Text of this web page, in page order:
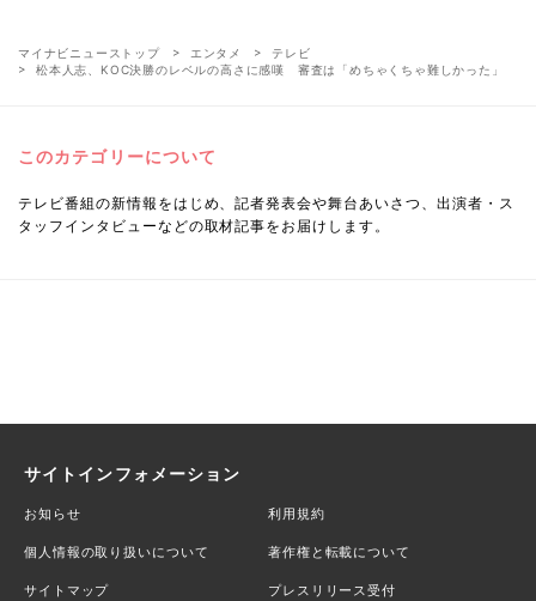
マイナビニューストップ エンタメ
テレビ
松本人志、KOC決勝のレベルの高さに感嘆 審査は「めちゃくちゃ難しかった」
このカテゴリーについて
テレビ番組の新情報をはじめ、記者発表会や舞台あいさつ、出演者・ス
タッフインタビューなどの取材記事をお届けします。
サイトインフォメーション
お知らせ 利用規約
個人情報の取り扱いについて 著作権と転載について
サイトマップ プレスリリース受付